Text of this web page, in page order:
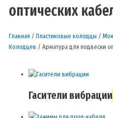
оптических
Главная / Пластиковые колодцы /
Колодцев / Арматура для подвески
Гасители вибрации